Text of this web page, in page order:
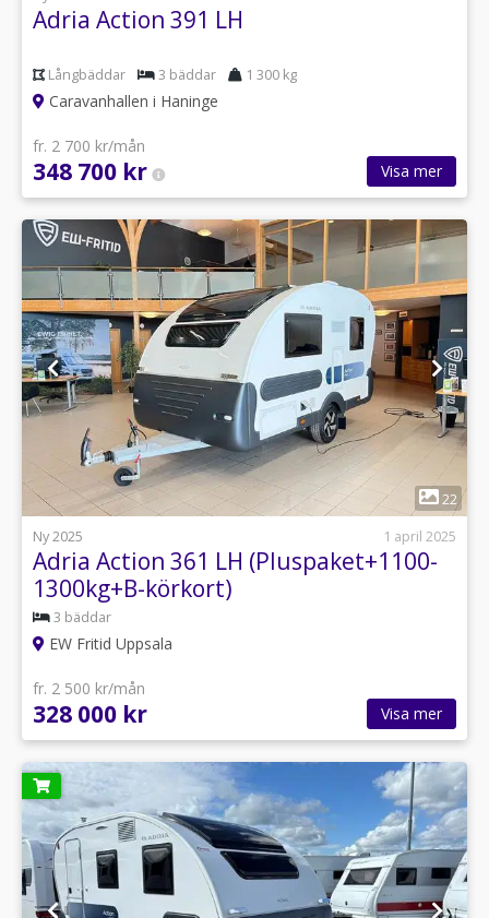
Adria Action 391 LH
Långbäddar 3 bäddar 1 300 kg
Caravanhallen i Haninge
fr. 2 700 kr/mån
348 700 kr Visa mer
1
22
Ny 2025
1 april 2025
Adria Action 361 LH (Pluspaket+1100-
1300kg+B-körkort)
3 bäddar
EW Fritid Uppsala
fr. 2 500 kr/mån
328 000 kr Visa mer